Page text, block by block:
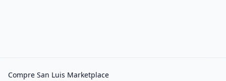
Compre San Luis Marketplace